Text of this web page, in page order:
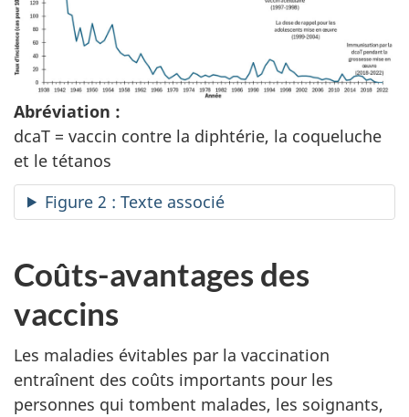
Abréviation :
dcaT = vaccin contre la diphtérie, la coqueluche
et le tétanos
Figure 2 : Texte associé
Coûts-avantages des
vaccins
Les maladies évitables par la vaccination
entraînent des coûts importants pour les
personnes qui tombent malades, les soignants,